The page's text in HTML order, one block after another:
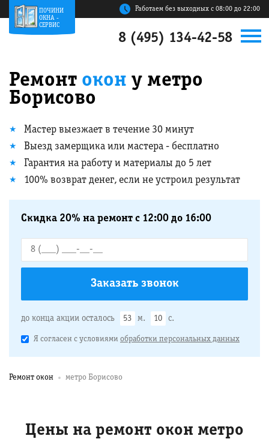
ПОЧИНИ
ОКНА -
СЕРВИС
Работаем без выходных с 08:00 до 22:00
8 (495) 134-42-58
Ремонт окон у метро
Борисово
Мастер выезжает в течение 30 минут
Выезд замерщика или мастера - бесплатно
Гарантия на работу и материалы до 5 лет
100% возврат денег, если не устроил результат
Скидка 20% на ремонт с 12:00 до 16:00
до конца акции осталось 53 м. 9 с.
Я согласен с условиями обработки персональных данных
Ремонт окон метро Борисово
Цены на ремонт окон метро